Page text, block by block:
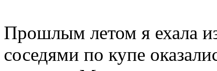
Прошлым летом я ехала
соседями по купе